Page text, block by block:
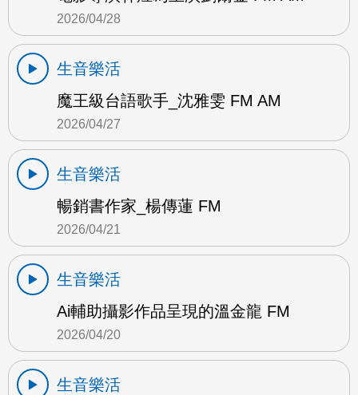
2026/04/28
生音樂活
魔王級台語歌手_沈雅雯 FM AM
2026/04/27
生音樂活
暢銷書作家_楊傳蓮 FM
2026/04/21
生音樂活
Ai輔助攝影作品呈現的溫金龍 FM
2026/04/20
生音樂活